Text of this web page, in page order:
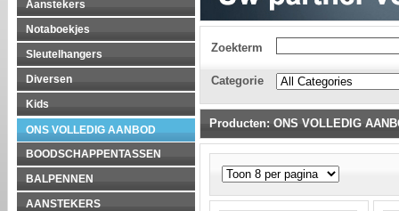
Aanstekers
Notaboekjes
Sleutelhangers
Diversen
Kids
ONS VOLLEDIG AANBOD
BOODSCHAPPENTASSEN
BALPENNEN
AANSTEKERS
Zoekterm
Categorie
Producten: ONS VOLLEDIG